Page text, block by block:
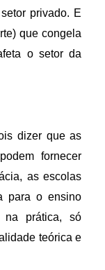
privado. E
que congela
o setor da
dizer que as
fornecer
as escolas
para o ensino
na prática, só
teórica e